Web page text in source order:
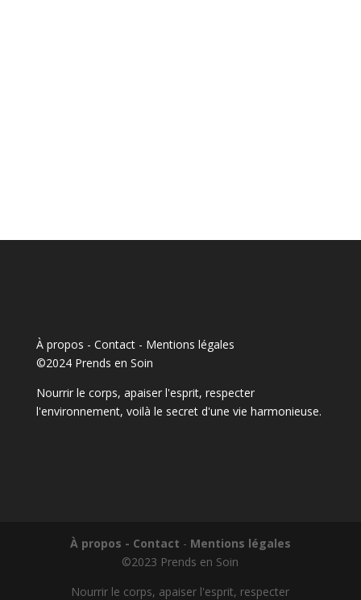
À propos - Contact- Mentions légales
©2024 Prends en Soin
Nourrir le corps, apaiser l'esprit, respecter
l'environnement, voilà le secret d'une vie harmonieuse.
À propos - Contact - Mentions légales
©2023 Prends en Soin
Nourrir le corps, apaiser l'esprit, respecter